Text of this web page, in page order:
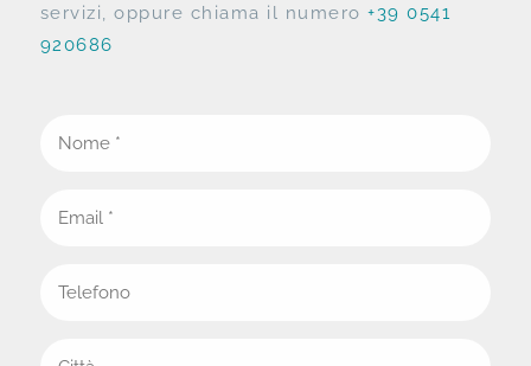
servizi, oppure chiama il numero+39 0541
920686